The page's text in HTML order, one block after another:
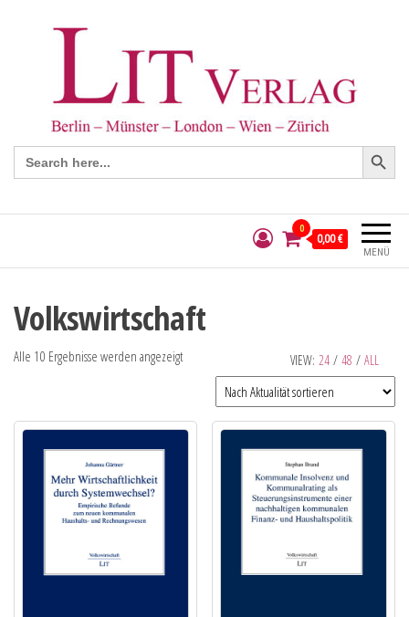
Search
for:
Search Button
MENÜ
0
0,00 €
Volkswirtschaft
VIEW: 24 / 48 / ALL
Alle 10 Ergebnisse werden angezeigt